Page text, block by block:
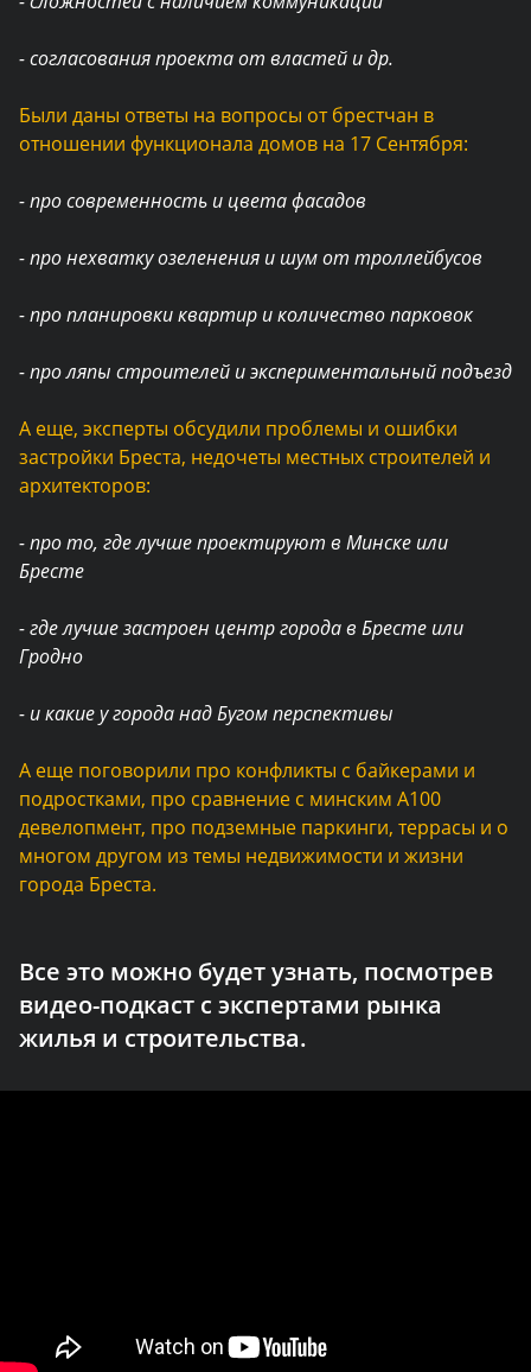
- согласования проекта от властей и др.
Были даны ответы на вопросы от брестчан в
отношении функционала домов на 17 Сентября:
- про современность и цвета фасадов
- про нехватку озеленения и шум от троллейбусов
- про планировки квартир и количество парковок
- про ляпы строителей и экспериментальный подъезд
А еще, эксперты обсудили проблемы и ошибки
застройки Бреста, недочеты местных строителей и
архитекторов:
- про то, где лучше проектируют в Минске или
Бресте
- где лучше застроен центр города в Бресте или
Гродно
- и какие у города над Бугом перспективы
А еще поговорили про конфликты с байкерами и
подростками, про сравнение с минским А100
девелопмент, про подземные паркинги, террасы и о
многом другом из темы недвижимости и жизни
города Бреста.
Все это можно будет узнать, посмотрев
видео-подкаст с экспертами рынка
жилья и строительства.